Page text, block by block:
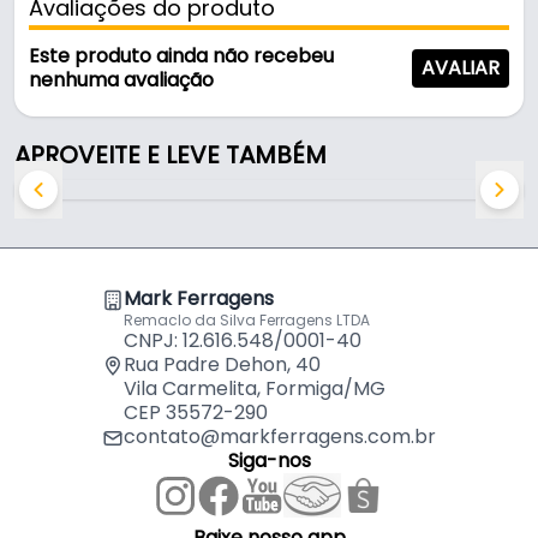
fixação segura e confiável.
Características:
- Marca: Jomarca
- Material: Ferro
- Acabamento: Bicromatizado
- Diâmetro: 1/4" - (6,35 mm)
- Comprimento: 110 mm - (11 cm)
- Sistema de aperto: Chave Allen - Sextavado
- Diâmetro da cabeça do parafuso: 13 mm - (1,3
- Comprimento do intervalo com rosca: 76 mm -
- Comprimento do intervalo sem rosca: 34 mm -
- Tipo de rosca: Mecânica
Avaliações do produto
Este produto ainda não recebeu
nenhuma avaliação
AVALIAR
APROVEITE E LEVE TAMBÉM
Mark Ferragens
Remaclo da Silva Ferragens LTDA
CNPJ: 12.616.548/0001-40
Rua Padre Dehon, 40
Vila Carmelita, Formiga/MG
CEP 35572-290
contato@markferragens.com.br
Siga-nos